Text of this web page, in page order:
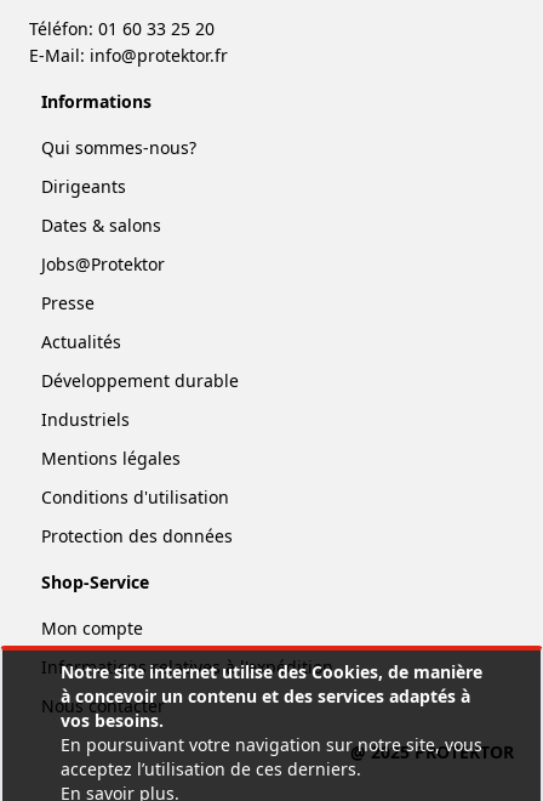
Notre site internet utilise des Cookies, de manière
à concevoir un contenu et des services adaptés à
vos besoins.
En poursuivant votre navigation sur notre site, vous
acceptez l’utilisation de ces derniers.
En savoir plus.
Téléfon: 01 60 33 25 20
E-Mail: info@protektor.fr
Informations
Qui sommes-nous?
Dirigeants
Dates & salons
Jobs@Protektor
Presse
Actualités
Développement durable
Industriels
Mentions légales
Conditions d'utilisation
Protection des données
Shop-Service
Mon compte
Informations relatives à l'expédition
Nous contacter
@ 2025 PROTEKTOR